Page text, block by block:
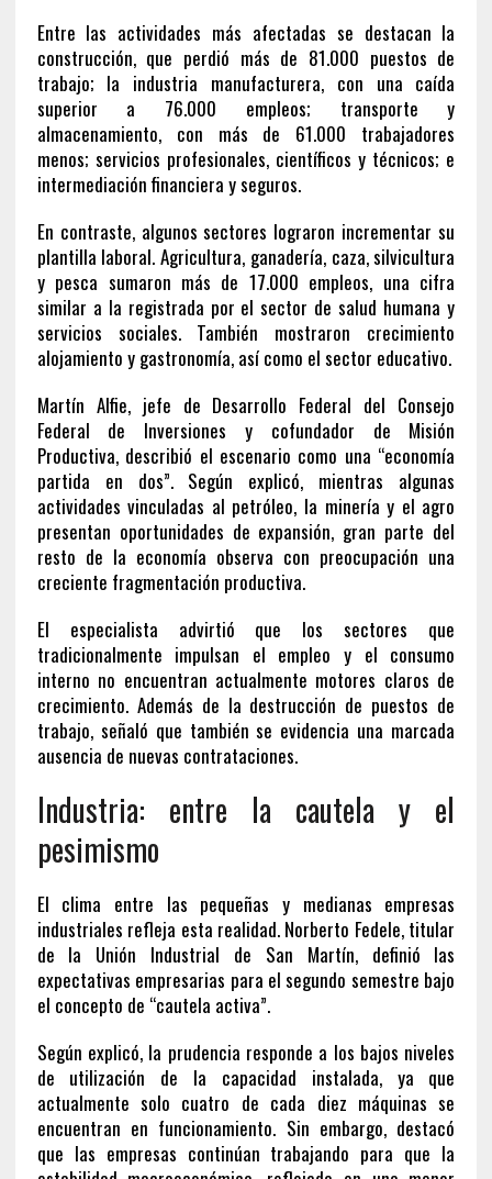
Entre las actividades más afectadas se destacan la
construcción, que perdió más de 81.000 puestos de
trabajo; la industria manufacturera, con una caída
superior a 76.000 empleos; transporte y
almacenamiento, con más de 61.000 trabajadores
menos; servicios profesionales, científicos y técnicos; e
intermediación financiera y seguros.
En contraste, algunos sectores lograron incrementar su
plantilla laboral. Agricultura, ganadería, caza, silvicultura
y pesca sumaron más de 17.000 empleos, una cifra
similar a la registrada por el sector de salud humana y
servicios sociales. También mostraron crecimiento
alojamiento y gastronomía, así como el sector educativo.
Martín Alfie, jefe de Desarrollo Federal del Consejo
Federal de Inversiones y cofundador de Misión
Productiva, describió el escenario como una “economía
partida en dos”. Según explicó, mientras algunas
actividades vinculadas al petróleo, la minería y el agro
presentan oportunidades de expansión, gran parte del
resto de la economía observa con preocupación una
creciente fragmentación productiva.
El especialista advirtió que los sectores que
tradicionalmente impulsan el empleo y el consumo
interno no encuentran actualmente motores claros de
crecimiento. Además de la destrucción de puestos de
trabajo, señaló que también se evidencia una marcada
ausencia de nuevas contrataciones.
Industria: entre la cautela y el
pesimismo
El clima entre las pequeñas y medianas empresas
industriales refleja esta realidad. Norberto Fedele, titular
de la Unión Industrial de San Martín, definió las
expectativas empresarias para el segundo semestre bajo
el concepto de “cautela activa”.
Según explicó, la prudencia responde a los bajos niveles
de utilización de la capacidad instalada, ya que
actualmente solo cuatro de cada diez máquinas se
encuentran en funcionamiento. Sin embargo, destacó
que las empresas continúan trabajando para que la